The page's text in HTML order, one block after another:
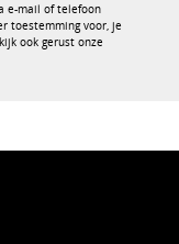
e-mail of telefoon
toestemming voor, je
ook gerust onze